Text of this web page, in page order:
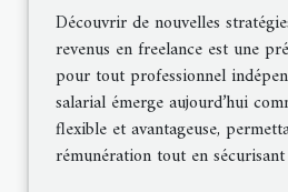
Découvrir de nouvelles
revenus en freelance est une
pour tout professionnel
salarial émerge aujourd’hui
flexible et avantageuse,
rémunération tout en